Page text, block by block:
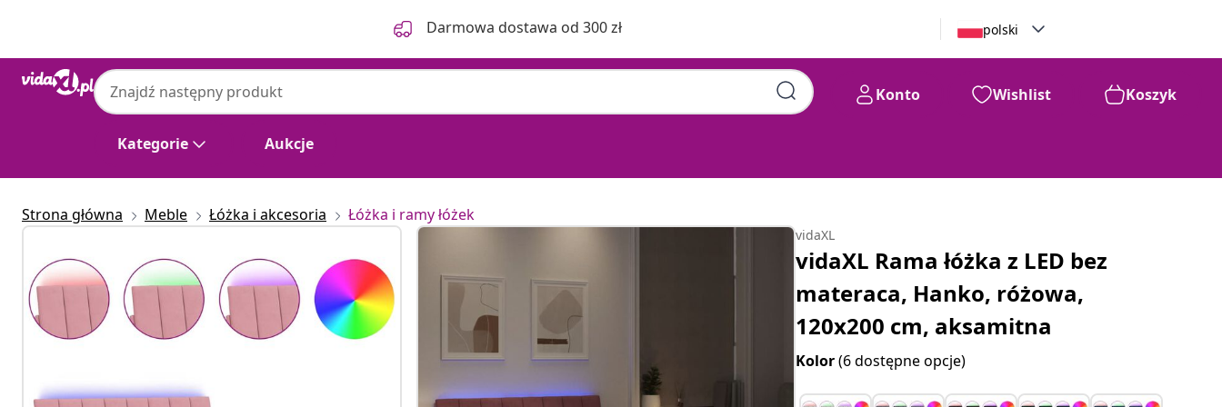
Darmowa dostawa od 300 zł polski
Kategorie Aukcje
Konto Wishlist Koszyk
Strona główna Meble Łóżka i akcesoria Łóżka i ramy łóżek
vidaXL
vidaXL Rama łóżka z LED bez
materaca, Hanko, różowa,
120x200 cm, aksamitna
Kolor(6 dostępne opcje)